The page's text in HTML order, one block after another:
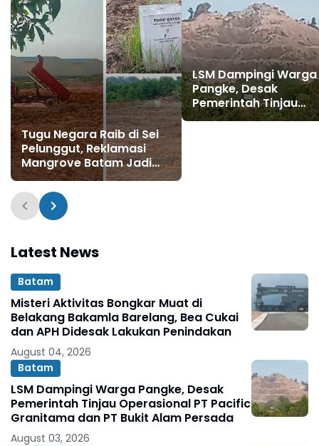
Tugu Negara Raib di Sei
Pelunggut, Reklamasi
Mangrove Batam Jadi
Sorotan
LSM Dampingi Warga
Pangke, Desak
Pemerintah Tinjau
Operasional PT
Latest News
Batam
Misteri Aktivitas Bongkar Muat di
Belakang Bakamla Barelang, Bea Cukai
dan APH Didesak Lakukan Penindakan
August 04, 2026
Batam
LSM Dampingi Warga Pangke, Desak
Pemerintah Tinjau Operasional PT Pacific
Granitama dan PT Bukit Alam Persada
August 03, 2026